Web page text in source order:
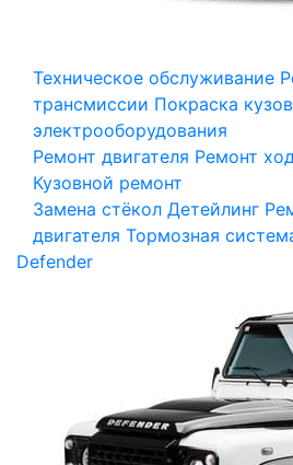
Техническое обслуживание
трансмиссии Покраска
электрооборудования
Ремонт двигателя Ремонт
Кузовной ремонт
Замена стёкол Детейлинг
двигателя Тормозная
Defender